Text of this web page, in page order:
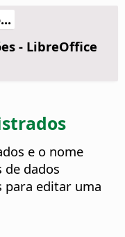
- LibreOffice
e o nome
dados
para editar uma